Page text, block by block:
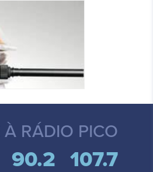
À RÁDIO PICO
90.2 107.7